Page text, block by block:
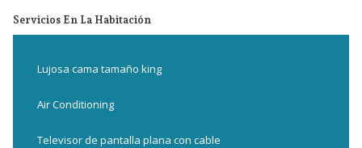
Servicios En La Habitación
Lujosa cama tamaño king
Air Conditioning
Televisor de pantalla plana con cable